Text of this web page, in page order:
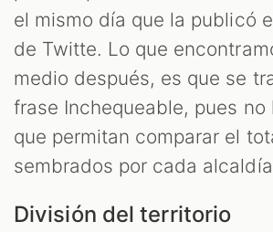
el mismo día que la publicó
de Twitte. Lo que
medio después, es que se
frase Inchequeable, pues no
que permitan comparar el
sembrados por cada
División del territorio